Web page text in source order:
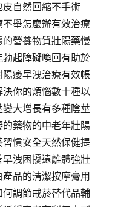
自然回縮不手術
舉怎麼辦有效治療
營養物質壯陽藥慢
起障礙喚回有助於
痿早洩治療有效帳
你的煩惱數十種以
大增長有多種陰莖
藥物的中老年壯陽
慣安全天然保健提
洩困擾遠離體強壯
品的清潔按摩膏用
調節戒菸替代品輔